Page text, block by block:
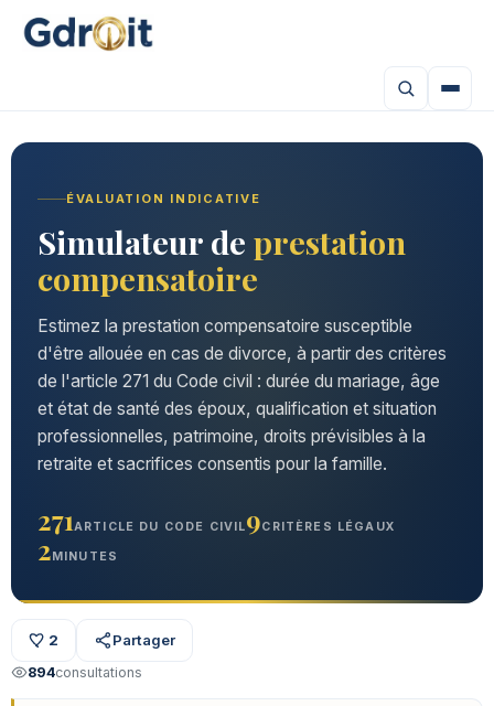
ÉVALUATION INDICATIVE
Simulateur de prestation
compensatoire
Estimez la prestation compensatoire susceptible
d'être allouée en cas de divorce, à partir des critères
de l'article 271 du Code civil : durée du mariage, âge
et état de santé des époux, qualification et situation
professionnelles, patrimoine, droits prévisibles à la
retraite et sacrifices consentis pour la famille.
271ARTICLE DU CODE CIVIL9CRITÈRES LÉGAUX
2MINUTES
2 Partager
894consultations